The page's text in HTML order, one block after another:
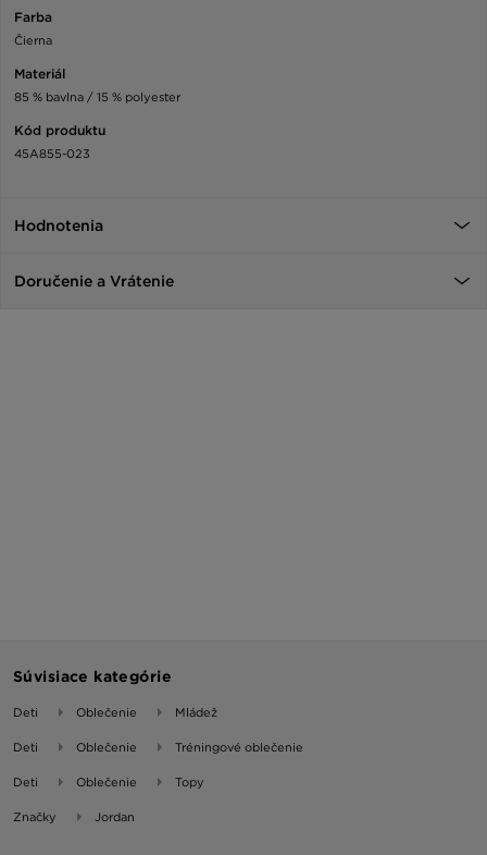
Farba
Čierna
Materiál
85 % bavlna / 15 % polyester
Kód produktu
45A855-023
Hodnotenia
Doručenie a Vrátenie
Súvisiace kategórie
Deti Oblečenie Mládež
Deti Oblečenie Tréningové oblečenie
Deti Oblečenie Topy
Značky Jordan